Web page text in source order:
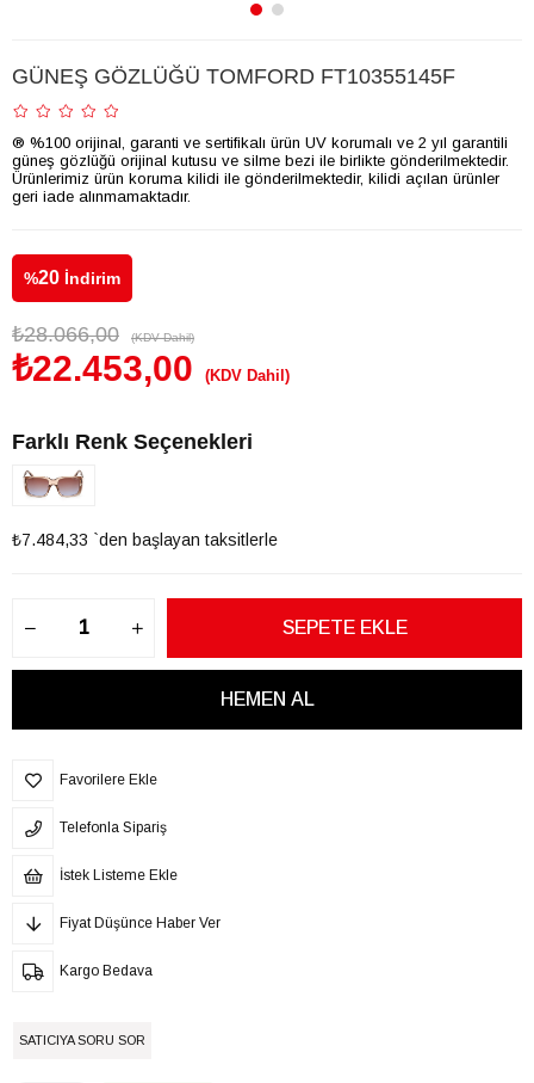
GÜNEŞ GÖZLÜĞÜ TOMFORD FT10355145F
® %100 orijinal, garanti ve sertifikalı ürün UV korumalı ve 2 yıl garantili
güneş gözlüğü orijinal kutusu ve silme bezi ile birlikte gönderilmektedir.
Ürünlerimiz ürün koruma kilidi ile gönderilmektedir, kilidi açılan ürünler
geri iade alınmamaktadır.
%20 İndirim
₺28.066,00 (KDV Dahil)
₺22.453,00 (KDV Dahil)
Farklı Renk Seçenekleri
₺7.484,33 `den başlayan taksitlerle
Favorilere Ekle
Telefonla Sipariş
İstek Listeme Ekle
Fiyat Düşünce Haber Ver
Kargo Bedava
SATICIYA SORU SOR